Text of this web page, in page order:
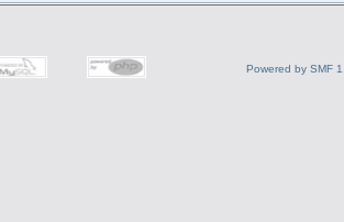
Powered by SMF